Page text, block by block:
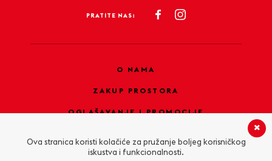
PRATITE NAS:
O NAMA
ZAKUP PROSTORA
OGLAŠAVANJE I PROMOCIJE
KOLAČIĆI
Ova stranica koristi kolačiće za pružanje boljeg korisničkog
iskustva i funkcionalnosti.